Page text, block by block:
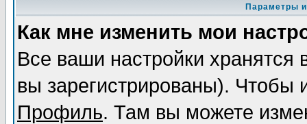
Параметры
Как мне изменить мои
Все ваши настройки хранятся
вы зарегистрированы). Чтобы
Профиль. Там вы можете